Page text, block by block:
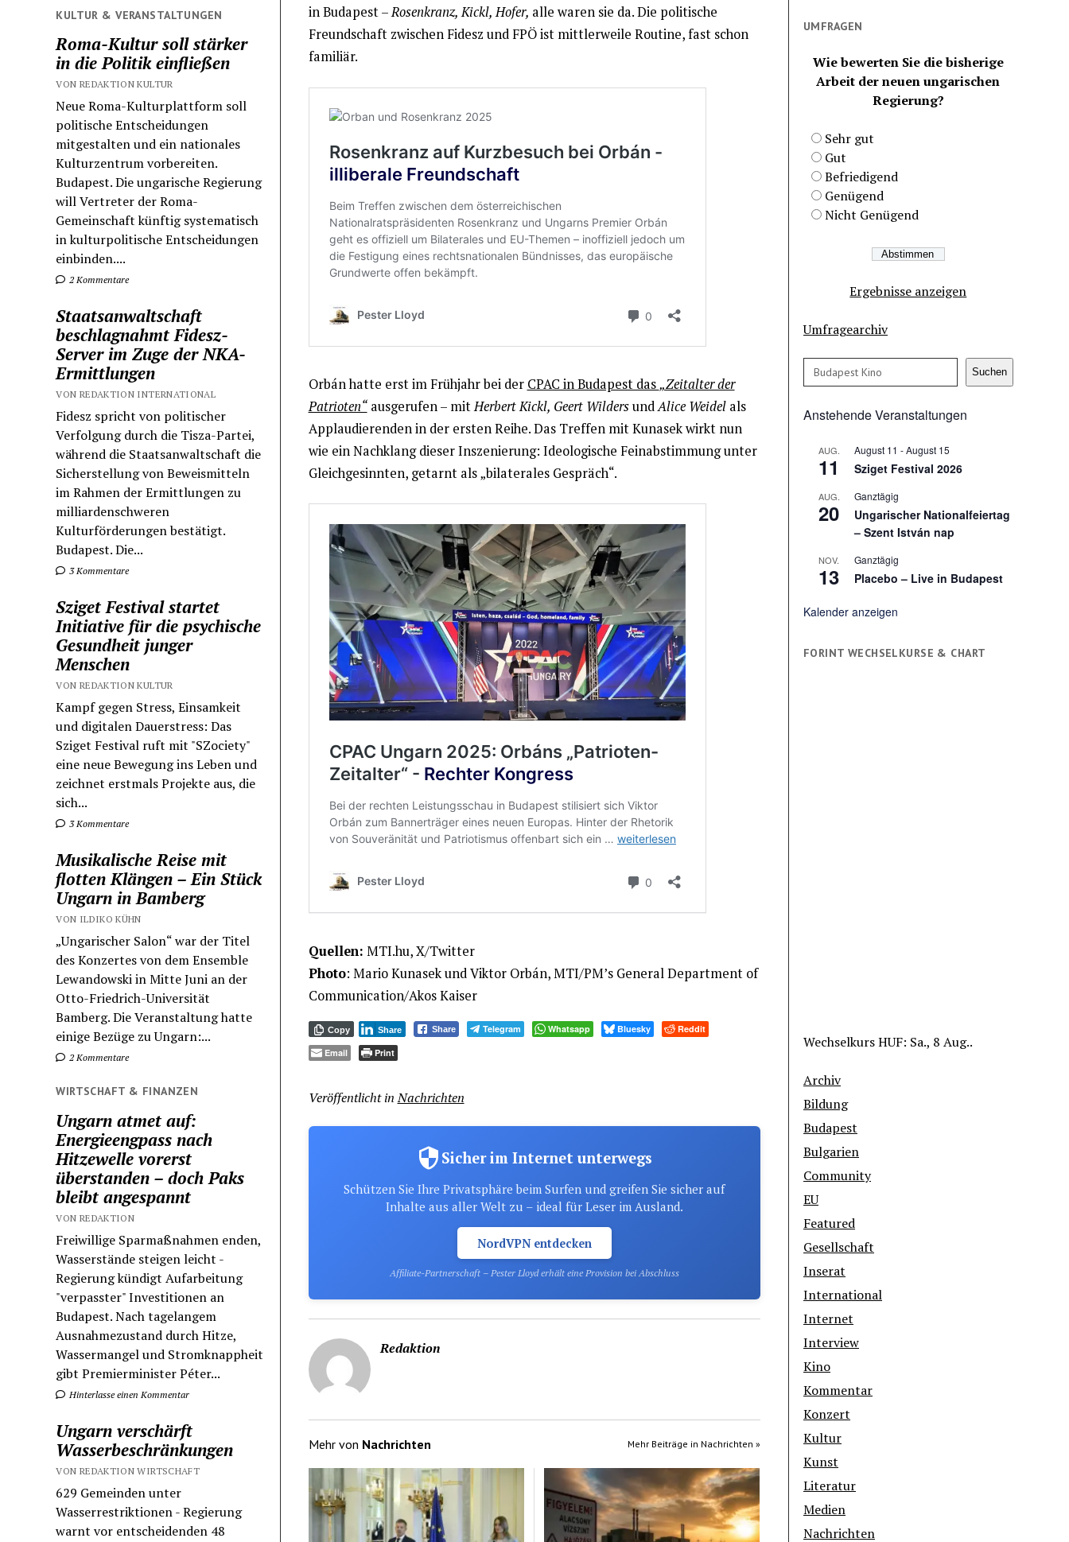
KULTUR & VERANSTALTUNGEN
Roma-Kultur soll stärker
in die Politik einfließen
VON REDAKTION KULTUR
Neue Roma-Kulturplattform soll
politische Entscheidungen
mitgestalten und ein nationales
Kulturzentrum vorbereiten.
Budapest. Die ungarische Regierung
will Vertreter der Roma-
Gemeinschaft künftig systematisch
in kulturpolitische Entscheidungen
einbinden....
2 Kommentare
Staatsanwaltschaft
beschlagnahmt Fidesz-
Server im Zuge der NKA-
Ermittlungen
VON REDAKTION INTERNATIONAL
Fidesz spricht von politischer
Verfolgung durch die Tisza-Partei,
während die Staatsanwaltschaft die
Sicherstellung von Beweismitteln
im Rahmen der Ermittlungen zu
milliardenschweren
Kulturförderungen bestätigt.
Budapest. Die...
3 Kommentare
Sziget Festival startet
Initiative für die psychische
Gesundheit junger
Menschen
VON REDAKTION KULTUR
Kampf gegen Stress, Einsamkeit
und digitalen Dauerstress: Das
Sziget Festival ruft mit "SZociety"
eine neue Bewegung ins Leben und
zeichnet erstmals Projekte aus, die
sich...
3 Kommentare
Musikalische Reise mit
flotten Klängen – Ein Stück
Ungarn in Bamberg
VON ILDIKO KÜHN
„Ungarischer Salon“ war der Titel
des Konzertes von dem Ensemble
Lewandowski in Mitte Juni an der
Otto-Friedrich-Universität
Bamberg. Die Veranstaltung hatte
einige Bezüge zu Ungarn:...
2 Kommentare
WIRTSCHAFT & FINANZEN
Ungarn atmet auf:
Energieengpass nach
Hitzewelle vorerst
überstanden – doch Paks
bleibt angespannt
VON REDAKTION
Freiwillige Sparmaßnahmen enden,
Wasserstände steigen leicht -
Regierung kündigt Aufarbeitung
"verpasster" Investitionen an
Budapest. Nach tagelangem
Ausnahmezustand durch Hitze,
Wassermangel und Stromknappheit
gibt Premierminister Péter...
Hinterlasse einen Kommentar
Ungarn verschärft
Wasserbeschränkungen
VON REDAKTION WIRTSCHAFT
629 Gemeinden unter
Wasserrestriktionen - Regierung
warnt vor entscheidenden 48
in Budapest –Rosenkranz, Kickl, Hofer, alle waren sie da. Die politische
Freundschaft zwischen Fidesz und FPÖ ist mittlerweile Routine, fast schon
familiär.
Orbán hatte erst im Frühjahr bei der CPAC in Budapest das„Zeitalter der
Patrioten“ausgerufen – mitHerbert Kickl, Geert WildersundAlice Weidelals
Applaudierenden in der ersten Reihe. Das Treffen mit Kunasek wirkt nun
wie ein Nachklang dieser Inszenierung: Ideologische Feinabstimmung unter
Gleichgesinnten, getarnt als „bilaterales Gespräch“.
Quellen: MTI.hu, X/Twitter
Photo: Mario Kunasek und Viktor Orbán, MTI/PM’s General Department of
Communication/Akos Kaiser
Copy Share Telegram Whatsapp Bluesky
Share
Reddit
Email
Print
Veröffentlicht in Nachrichten
Sicher im Internet unterwegs
Schützen Sie Ihre Privatsphäre beim Surfen und greifen Sie sicher auf
Inhalte aus aller Welt zu – ideal für Leser im Ausland.
NordVPN entdecken
Affiliate-Partnerschaft – Pester Lloyd erhält eine Provision bei Abschluss
Redaktion
Mehr von Nachrichten Mehr Beiträge in Nachrichten »
UMFRAGEN
Wie bewerten Sie die bisherige
Arbeit der neuen ungarischen
Regierung?
Sehr gut
Gut
Befriedigend
Genügend
Nicht Genügend
Ergebnisse anzeigen
Umfragearchiv
Suchen Suchen
Anstehende Veranstaltungen
AUG.
11
August 11 -August 15
Sziget Festival 2026
AUG.
20
Ganztägig
Ungarischer Nationalfeiertag
– Szent István nap
NOV.
13
Ganztägig
Placebo – Live in Budapest
Kalender anzeigen
FORINT WECHSELKURSE & CHART
WechselkursHUF: Sa., 8 Aug..
Archiv
Bildung
Budapest
Bulgarien
Community
EU
Featured
Gesellschaft
Inserat
International
Internet
Interview
Kino
Kommentar
Konzert
Kultur
Kunst
Literatur
Medien
Nachrichten